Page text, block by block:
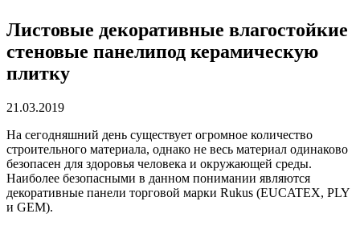
Листовые декоративные влагостойкие
стеновые панелипод керамическую
плитку
21.03.2019
На сегодняшний день существует огромное количество
строительного материала, однако не весь материал одинаково
безопасен для здоровья человека и окружающей среды.
Наиболее безопасными в данном понимании являются
декоративные панели торговой марки Rukus (EUCATEX, PLY
и GEM).